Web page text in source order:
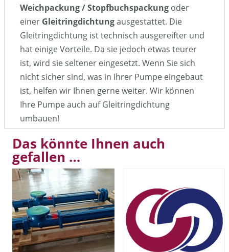
Weichpackung / Stopfbuchspackung oder
einer Gleitringdichtungausgestattet. Die
Gleitringdichtung ist technisch ausgereifter und
hat einige Vorteile. Da sie jedoch etwas teurer
ist, wird sie seltener eingesetzt. Wenn Sie sich
nicht sicher sind, was in Ihrer Pumpe eingebaut
ist, helfen wir Ihnen gerne weiter. Wir können
Ihre Pumpe auch auf Gleitringdichtung
umbauen!
Das könnte Ihnen auch
gefallen …